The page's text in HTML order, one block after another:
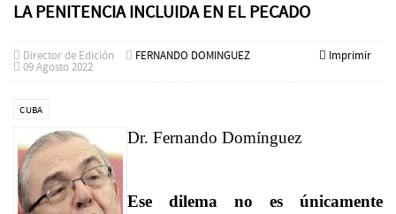
LA PENITENCIA INCLUIDA EN EL PECADO
Imprimir
Director de Edición FERNANDO DOMINGUEZ
09 Agosto 2022
CUBA
Dr. Fernando Domínguez
Ese dilema no es únicamente